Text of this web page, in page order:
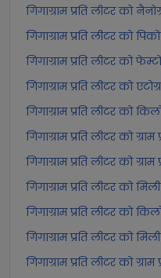
गिगाग्राम प्रति लीटर को
गिगाग्राम प्रति लीटर को
गिगाग्राम प्रति लीटर को
गिगाग्राम प्रति लीटर को
गिगाग्राम प्रति लीटर को
गिगाग्राम प्रति लीटर को
गिगाग्राम प्रति लीटर को
गिगाग्राम प्रति लीटर को
गिगाग्राम प्रति लीटर को
गिगाग्राम प्रति लीटर को
गिगाग्राम प्रति लीटर को